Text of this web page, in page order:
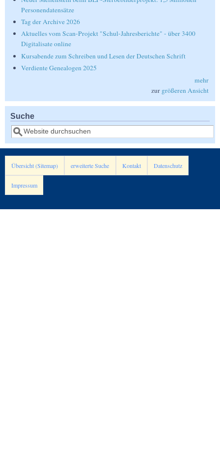
Personendatensätze
Tag der Archive 2026
Aktuelles vom Scan-Projekt "Schul-Jahresberichte" - über 3400
Digitalisate online
Kursabende zum Schreiben und Lesen der Deutschen Schrift
Verdiente Genealogen 2025
mehr
zur größeren Ansicht
Suche
Suche
Übersicht (Sitemap) erweiterte Suche Kontakt Datenschutz
Impressum